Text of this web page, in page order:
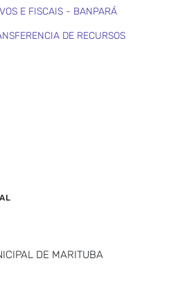
E FISCAIS - BANPARÁ
DE RECURSOS
DE MARITUBA